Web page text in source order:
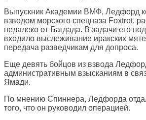
Выпускник Академии ВМФ, Ледфорд
взводом морского спецназа Foxtrot,
недалеко от Багдада. В задачи его
входило выслеживание иракских
передача разведчикам для допроса.
Еще девять бойцов из взвода
административным взысканиям в
Ямади.
По мнению Спиннера, Ледфорда
того, что он руководил операцией.